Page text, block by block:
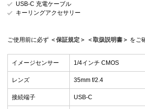
USB-C 充電ケーブル
キーリングアクセサリー
ご使用前に必ず ＜保証規定＞ ＜取扱説明書＞ をご
イメージセンサー 1/4インチ CMOS
レンズ 35mm f/2.4
接続端子 USB-C